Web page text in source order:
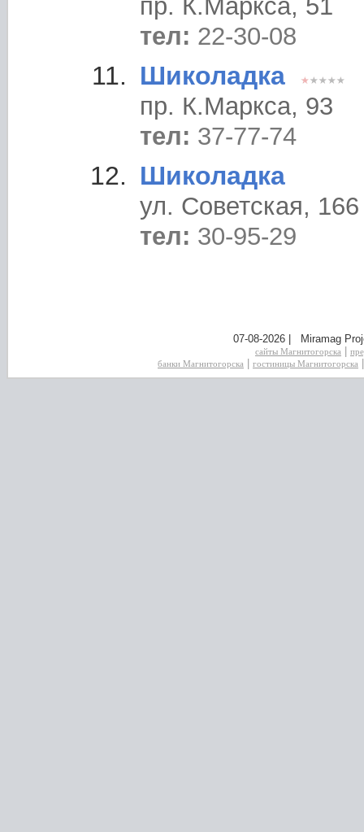
пр. К.Маркса, 51
тел: 22-30-08
Шиколадка
пр. К.Маркса, 93
тел: 37-77-74
Шиколадка
ул. Советская, 166
тел: 30-95-29
07-08-2026 | Miramag
сайты Магнитогорска
банки Магнитогорска
гостиницы Магнитогорска